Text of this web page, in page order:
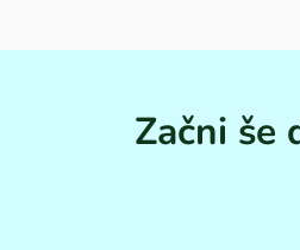
Začni še